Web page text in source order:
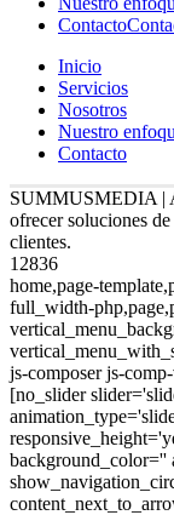
Contacto
Inicio
Servicios
Nosotros
Nuestro
Contacto
SUMMUSMEDIA |
ofrecer soluciones
clientes.
12836
home,page-
full_width-
js-composer js-
[no_slider
background_color=''